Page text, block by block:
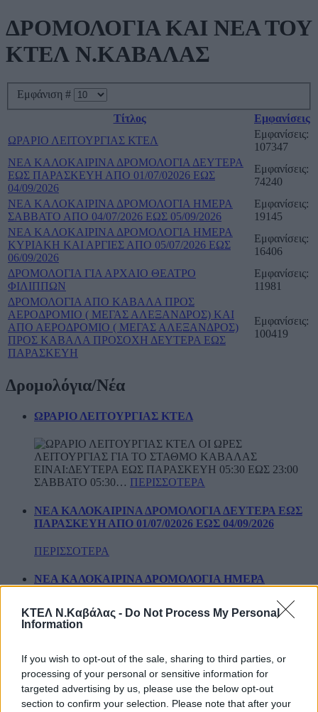
ΚΤΕΛ Ν.Καβάλας - Do Not Process My Personal
Information
If you wish to opt-out of the sale, sharing to third parties, or
processing of your personal or sensitive information for
targeted advertising by us, please use the below opt-out
section to confirm your selection. Please note that after your
ΔΡΟΜΟΛΟΓΙΑ ΚΑΙ ΝΕΑ ΤΟΥ
ΚΤΕΛ Ν.ΚΑΒΑΛΑΣ
Εμφάνιση #
Τίτλος
Εμφανίσεις
ΩΡΑΡΙΟ ΛΕΙΤΟΥΡΓΙΑΣ ΚΤΕΛ
Εμφανίσεις:
107347
ΝΕΑ ΚΑΛΟΚΑΙΡΙΝΑ ΔΡΟΜΟΛΟΓΙΑ ΔΕΥΤΕΡΑ
ΕΩΣ ΠΑΡΑΣΚΕΥΗ ΑΠΟ 01/07/02026 ΕΩΣ
04/09/2026
Εμφανίσεις:
74240
ΝΕΑ ΚΑΛΟΚΑΙΡΙΝΑ ΔΡΟΜΟΛΟΓΙΑ ΗΜΕΡΑ
ΣΑΒΒΑΤΟ ΑΠΟ 04/07/2026 ΕΩΣ 05/09/2026
Εμφανίσεις:
19145
ΝΕΑ ΚΑΛΟΚΑΙΡΙΝΑ ΔΡΟΜΟΛΟΓΙΑ ΗΜΕΡΑ
ΚΥΡΙΑΚΗ ΚΑΙ ΑΡΓΙΕΣ ΑΠΟ 05/07/2026 ΕΩΣ
06/09/2026
Εμφανίσεις:
16406
ΔΡΟΜΟΛΟΓΙΑ ΓΙΑ ΑΡΧΑΙΟ ΘΕΑΤΡΟ
ΦΙΛΙΠΠΩΝ
Εμφανίσεις:
11981
ΔΡΟΜΟΛΟΓΙΑ ΑΠΟ ΚΑΒΑΛΑ ΠΡΟΣ
ΑΕΡΟΔΡΟΜΙΟ ( ΜΕΓΑΣ ΑΛΕΞΑΝΔΡΟΣ) ΚΑΙ
ΑΠΟ ΑΕΡΟΔΡΟΜΙΟ ( ΜΕΓΑΣ ΑΛΕΞΑΝΔΡΟΣ)
ΠΡΟΣ ΚΑΒΑΛΑ ΠΡΟΣΟΧΗ ΔΕΥΤΕΡΑ ΕΩΣ
ΠΑΡΑΣΚΕΥΗ
Εμφανίσεις:
100419
Δρομολόγια/Νέα
ΩΡΑΡΙΟ ΛΕΙΤΟΥΡΓΙΑΣ ΚΤΕΛ
ΟΙ ΩΡΕΣ
ΛΕΙΤΟΥΡΓΙΑΣ ΓΙΑ ΤΟ ΣΤΑΘΜΟ ΚΑΒΑΛΑΣ
ΕΙΝΑΙ:ΔΕΥΤΕΡΑ ΕΩΣ ΠΑΡΑΣΚΕΥΗ 05:30 ΕΩΣ 23:00
ΣΑΒΒΑΤΟ 05:30… ΠΕΡΙΣΣΟΤΕΡΑ
ΝΕΑ ΚΑΛΟΚΑΙΡΙΝΑ ΔΡΟΜΟΛΟΓΙΑ ΔΕΥΤΕΡΑ ΕΩΣ
ΠΑΡΑΣΚΕΥΗ ΑΠΟ 01/07/02026 ΕΩΣ 04/09/2026
ΠΕΡΙΣΣΟΤΕΡΑ
ΝΕΑ ΚΑΛΟΚΑΙΡΙΝΑ ΔΡΟΜΟΛΟΓΙΑ ΗΜΕΡΑ
ΠΕΡΙΣΣΟΤΕΡΑ
ΚΥΡΙΑΚΗ ΚΑΙ ΑΡΓΙΕΣ ΑΠΟ 05/07/2026 ΕΩΣ
06/09/2026
ΠΕΡΙΣΣΟΤΕΡΑ